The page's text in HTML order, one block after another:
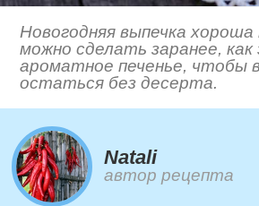
Новогодняя выпечка
можно сделать заранее, как
ароматное печенье, чтобы
остаться без десерта.
Natali
автор рецепта